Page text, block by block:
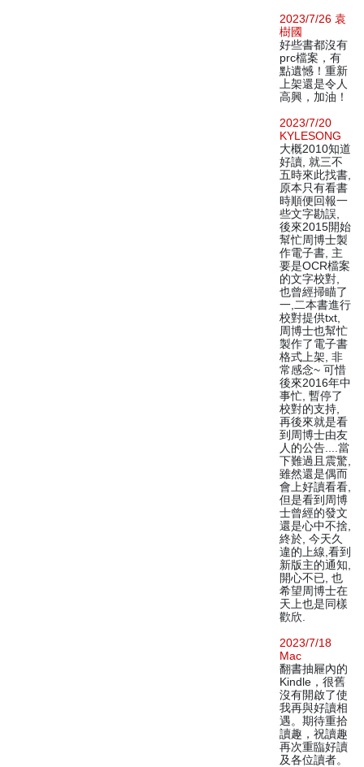
2023/7/26 袁
樹國
好些書都沒有
prc檔案，有
點遺憾！重新
上架還是令人
高興，加油！
2023/7/20
KYLESONG
大概2010知道
好讀, 就三不
五時來此找書,
原本只有看書
時順便回報一
些文字勘誤,
後來2015開始
幫忙周博士製
作電子書, 主
要是OCR檔案
的文字校對,
也曾經掃瞄了
一,二本書進行
校對提供txt,
周博士也幫忙
製作了電子書
格式上架, 非
常感念~ 可惜
後來2016年中
事忙, 暫停了
校對的支持,
再後來就是看
到周博士由友
人的公告....當
下難過且震驚,
雖然還是偶而
會上好讀看看,
但是看到周博
士曾經的發文
還是心中不捨,
終於, 今天久
違的上線,看到
新版主的通知,
開心不已, 也
希望周博士在
天上也是同樣
歡欣.
2023/7/18
Mac
翻書抽屜內的
Kindle，很舊
沒有開啟了使
我再與好讀相
遇。期待重拾
讀趣，祝讀趣
再次重臨好讀
及各位讀者。